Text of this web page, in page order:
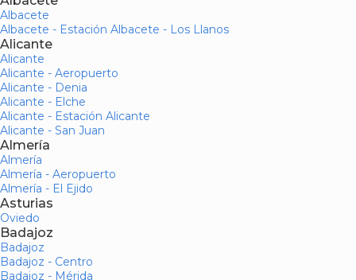
Albacete
Albacete - Estación Albacete - Los Llanos
Alicante
Alicante
Alicante - Aeropuerto
Alicante - Denia
Alicante - Elche
Alicante - Estación Alicante
Alicante - San Juan
Almería
Almería
Almería - Aeropuerto
Almería - El Ejido
Asturias
Oviedo
Badajoz
Badajoz
Badajoz - Centro
Badajoz - Mérida